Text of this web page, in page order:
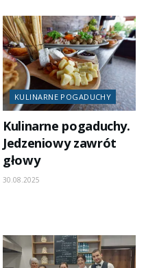
KULINARNE POGADUCHY
Kulinarne pogaduchy.
Jedzeniowy zawrót
głowy
30.08.2025